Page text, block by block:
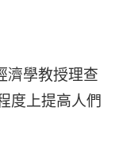
濟學教授理查
度上提高人們